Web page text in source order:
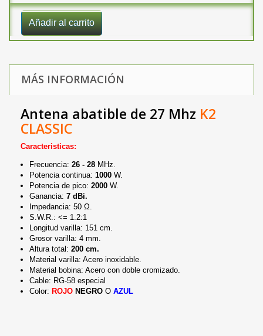
Añadir al carrito
MÁS INFORMACIÓN
Antena abatible de 27 Mhz K2
CLASSIC
Caracteristicas:
Frecuencia: 26 - 28 MHz.
Potencia continua: 1000 W.
Potencia de pico: 2000 W.
Ganancia: 7 dBi.
Impedancia: 50 Ω.
S.W.R.: <= 1.2:1
Longitud varilla: 151 cm.
Grosor varilla: 4 mm.
Altura total: 200 cm.
Material varilla: Acero inoxidable.
Material bobina: Acero con doble cromizado.
Cable: RG-58 especial
Color: ROJO NEGRO O AZUL